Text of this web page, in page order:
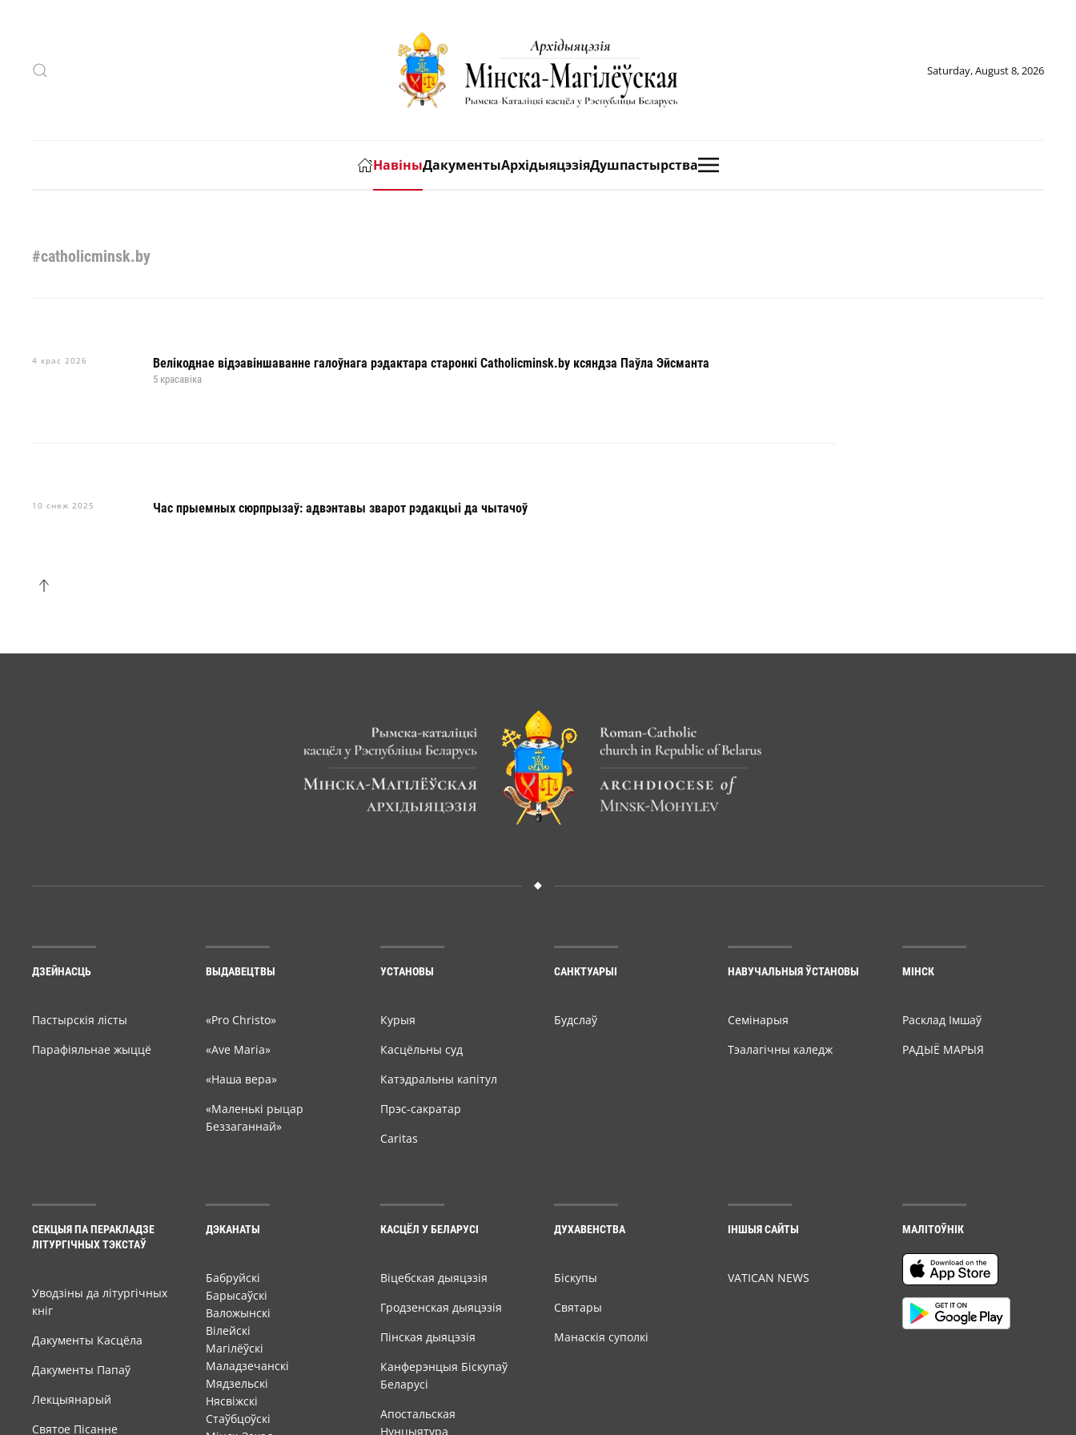
Saturday, August 8, 2026
НавіныДакументыАрхідыяцэзіяДушпастырства
#catholicminsk.by
4 крас 2026 Велікоднае відэавіншаванне галоўнага рэдактара старонкі Catholicminsk.by ксяндза Паўла Эйсманта
5 красавіка
10 снеж 2025 Час прыемных сюрпрызаў: адвэнтавы зварот рэдакцыі да чытачоў
ДЗЕЙНАСЦЬ
Пастырскія лісты
Парафіяльнае жыццё
ВЫДАВЕЦТВЫ
«Pro Christo»
«Ave Maria»
«Наша вера»
«Маленькі рыцар
Беззаганнай»
УСТАНОВЫ
Курыя
Касцёльны суд
Катэдральны капітул
Прэс-сакратар
Caritas
САНКТУАРЫІ
Будслаў
НАВУЧАЛЬНЫЯ ЎСТАНОВЫ
Семiнарыя
Тэалагічны каледж
МІНСК
Расклад Імшаў
РАДЫЁ МАРЫЯ
СЕКЦЫЯ ПА ПЕРАКЛАДЗЕ
ЛІТУРГІЧНЫХ ТЭКСТАЎ
Уводзіны да літургічных
кніг
Дакументы Касцёла
Дакументы Папаў
Лекцыянарый
Святое Пісанне
ДЭКАНАТЫ
Бабруйскі
Барысаўскі
Валожынскі
Вілейскі
Магілёўскі
Маладзечанскі
Мядзельскі
Нясвіжскі
Стаўбцоўскі
КАСЦЁЛ У БЕЛАРУСІ
Віцебская дыяцэзія
Гродзенская дыяцэзія
Пінская дыяцэзія
Канферэнцыя Біскупаў
Беларусі
Апостальская
Нунцыятура
ДУХАВЕНСТВА
Біскупы
Святары
Манаскія суполкі
ІНШЫЯ САЙТЫ
VATICAN NEWS
МАЛІТОЎНІК